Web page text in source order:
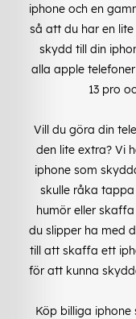
iphone och en
så att du har en
skydd till din
alla apple
13 pro
Vill du göra din
den lite extra? Vi
iphone som
skulle råka
humör eller
du slipper ha med
till att skaffa ett
för att kunna
Köp billiga